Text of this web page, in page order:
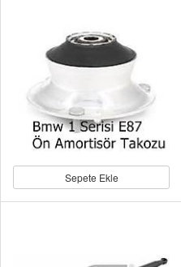
Sepete Ekle